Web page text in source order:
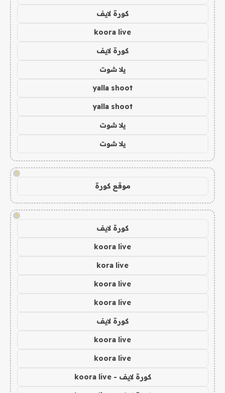
كورة لايف
koora live
كورة لايف
يلا شوت
yalla shoot
yalla shoot
يلا شوت
يلا شوت
!
موقع كورة
!
كورة لايف
koora live
kora live
koora live
koora live
كورة لايف
koora live
koora live
كورة لايف - koora live